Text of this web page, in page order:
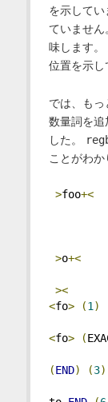
を示してい
ていません
味します
位置を示し
では、もっ
数量詞を追
した。
ことがわ
>foo+<
>o+<
><
<fo> (1 )
<fo> (
(END) (3)